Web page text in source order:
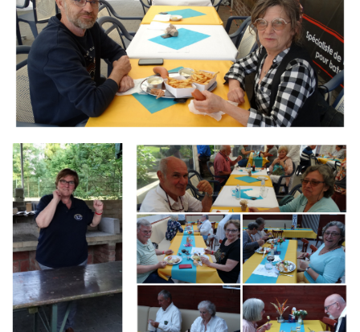
Branding
ARMCHAIR
Branding
ARMCHAIR